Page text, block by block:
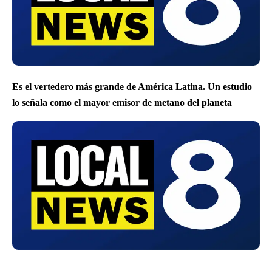
Es el vertedero más grande de América Latina. Un estudio
lo señala como el mayor emisor de metano del planeta